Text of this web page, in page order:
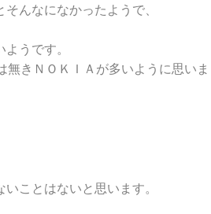
んなになかったようで、
うです。
きＮＯＫＩＡが多いように思いま
ことはないと思います。